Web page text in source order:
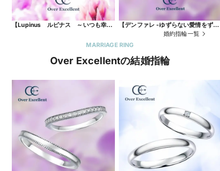
【Lupinus ルピナス ～いつも幸せ
な、美しく華やかなリング。
【デンファレ -ゆずらない愛情をずっ
と-】「お似合いのふたり」という花
言葉。
婚約指輪一覧
MARRIAGE RING
Over Excellentの結婚指輪